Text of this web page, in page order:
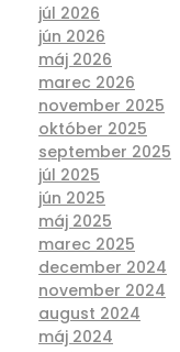
júl 2026
jún 2026
máj 2026
marec 2026
november 2025
október 2025
september 2025
júl 2025
jún 2025
máj 2025
marec 2025
december 2024
november 2024
august 2024
máj 2024